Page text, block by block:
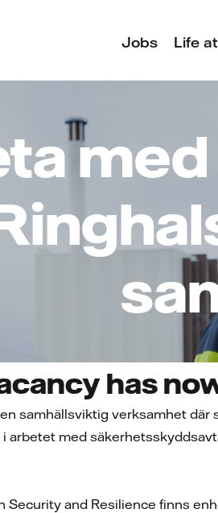
Jobs Life
has
samhällsviktig verksamhet
arbetet med
Security and Resilience finns